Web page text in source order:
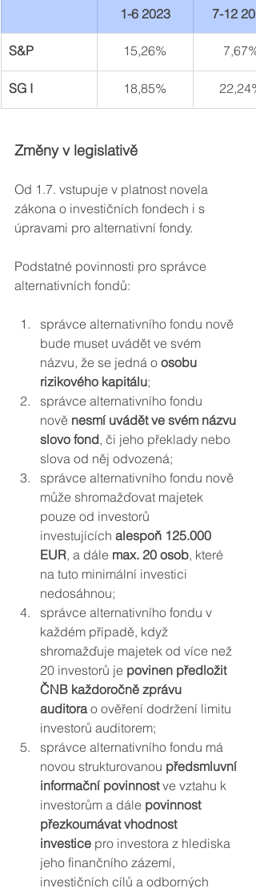
1-6 2023 7-12
S&P 15,26% 7,67%
SG I 18,85% 22,24%
Změny v legislativě
Od 1.7. vstupuje v platnost novela
zákona o investičních fondech i s
úpravami pro alternativní fondy.
Podstatné povinnosti pro správce
alternativních fondů:
správce alternativního fondu nově
bude muset uvádět ve svém
názvu, že se jedná o osobu
rizikového kapitálu;
správce alternativního fondu
nově nesmí uvádět ve svém názvu
slovo fond, či jeho překlady nebo
slova od něj odvozená;
správce alternativního fondu nově
může shromažďovat majetek
pouze od investorů
investujících alespoň 125.000
EUR, a dále max. 20 osob, které
na tuto minimální investici
nedosáhnou;
správce alternativního fondu v
každém případě, když
shromažďuje majetek od více než
20 investorů je povinen předložit
ČNB každoročně zprávu
auditora o ověření dodržení limitu
investorů auditorem;
správce alternativního fondu má
novou strukturovanou předsmluvní
informační povinnost ve vztahu k
investorům a dále povinnost
přezkoumávat vhodnost
investice pro investora z hlediska
jeho finančního zázemí,
investičních cílů a odborných